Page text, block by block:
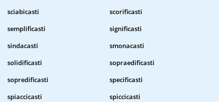
sciabicasti
scorificasti
semplificasti
significasti
sindacasti
smonacasti
solidificasti
sopraedificasti
sopredificasti
specificasti
spiaccicasti
spiccicasti